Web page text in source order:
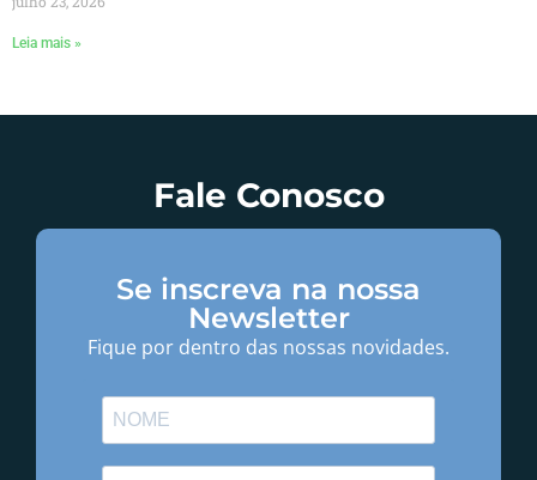
Leia mais »
Fale Conosco
Se inscreva na nossa
Newsletter
Fique por dentro das nossas novidades.